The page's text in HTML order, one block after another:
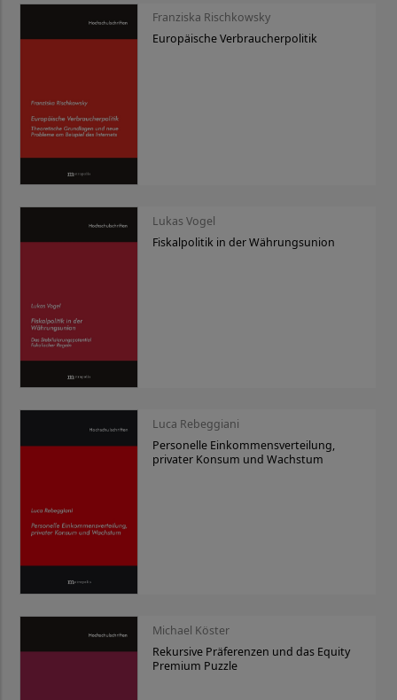
Franziska Rischkowsky
Europäische Verbraucherpolitik
Lukas Vogel
Fiskalpolitik in der Währungsunion
Luca Rebeggiani
Personelle Einkommensverteilung,
privater Konsum und Wachstum
Michael Köster
Rekursive Präferenzen und das Equity
Premium Puzzle